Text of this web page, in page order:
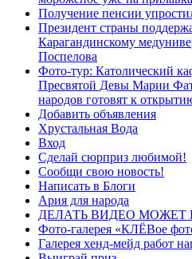
Получение пенсии
Президент страны
Карагандинскому
Поспелова
Фото-тур: Католический
Пресвятой Девы Марии
народов готовят к
Добавить объявления
Хрустальная Вода
Вход
Сделай сюрприз любимой!
Сообщи свою новость!
Написать в Блоги
Ария для народа
ДЕЛАТЬ ВИДЕО
Фото-галерея «КЛЁВое
Галерея хенд-мейд работ